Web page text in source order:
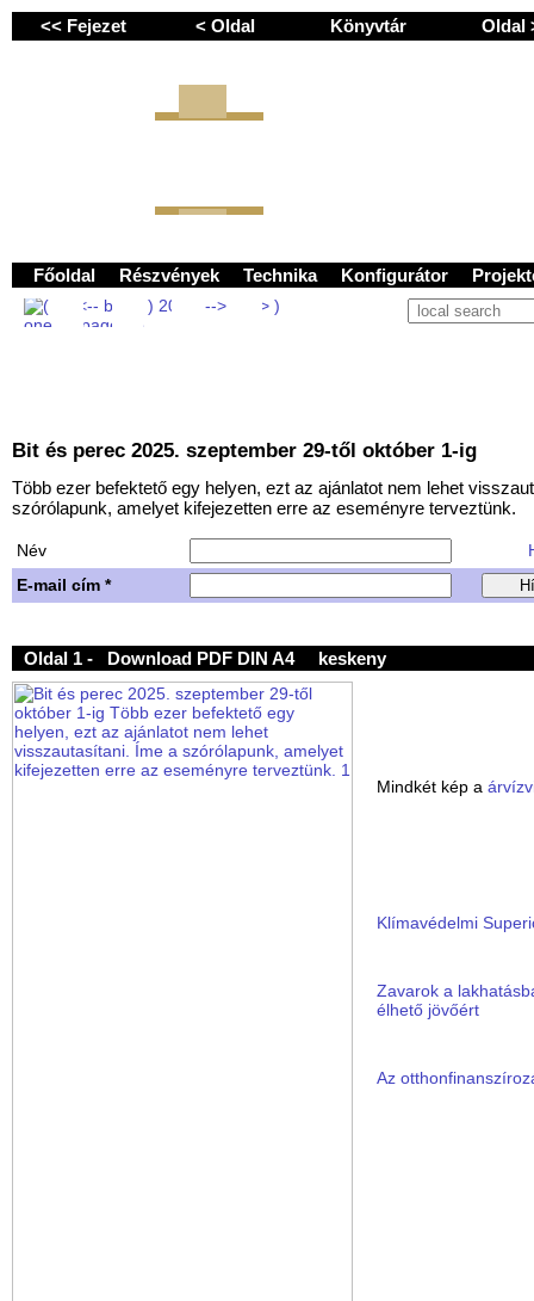
Bit és perec 2025. szeptember 29-től október 1-ig
Több ezer befektető egy helyen, ezt az ajánlatot nem lehet
szórólapunk, amelyet kifejezetten erre az eseményre terveztünk.
Név
E-mail cím *
Oldal 1 - Download PDF DIN A4 keskeny
Mindkét kép a
Klímavédelmi
Zavarok a
élhető jövőért
Az
<< Fejezet < Oldal Könyvtár
Főoldal Részvények Technika Konfigurátor